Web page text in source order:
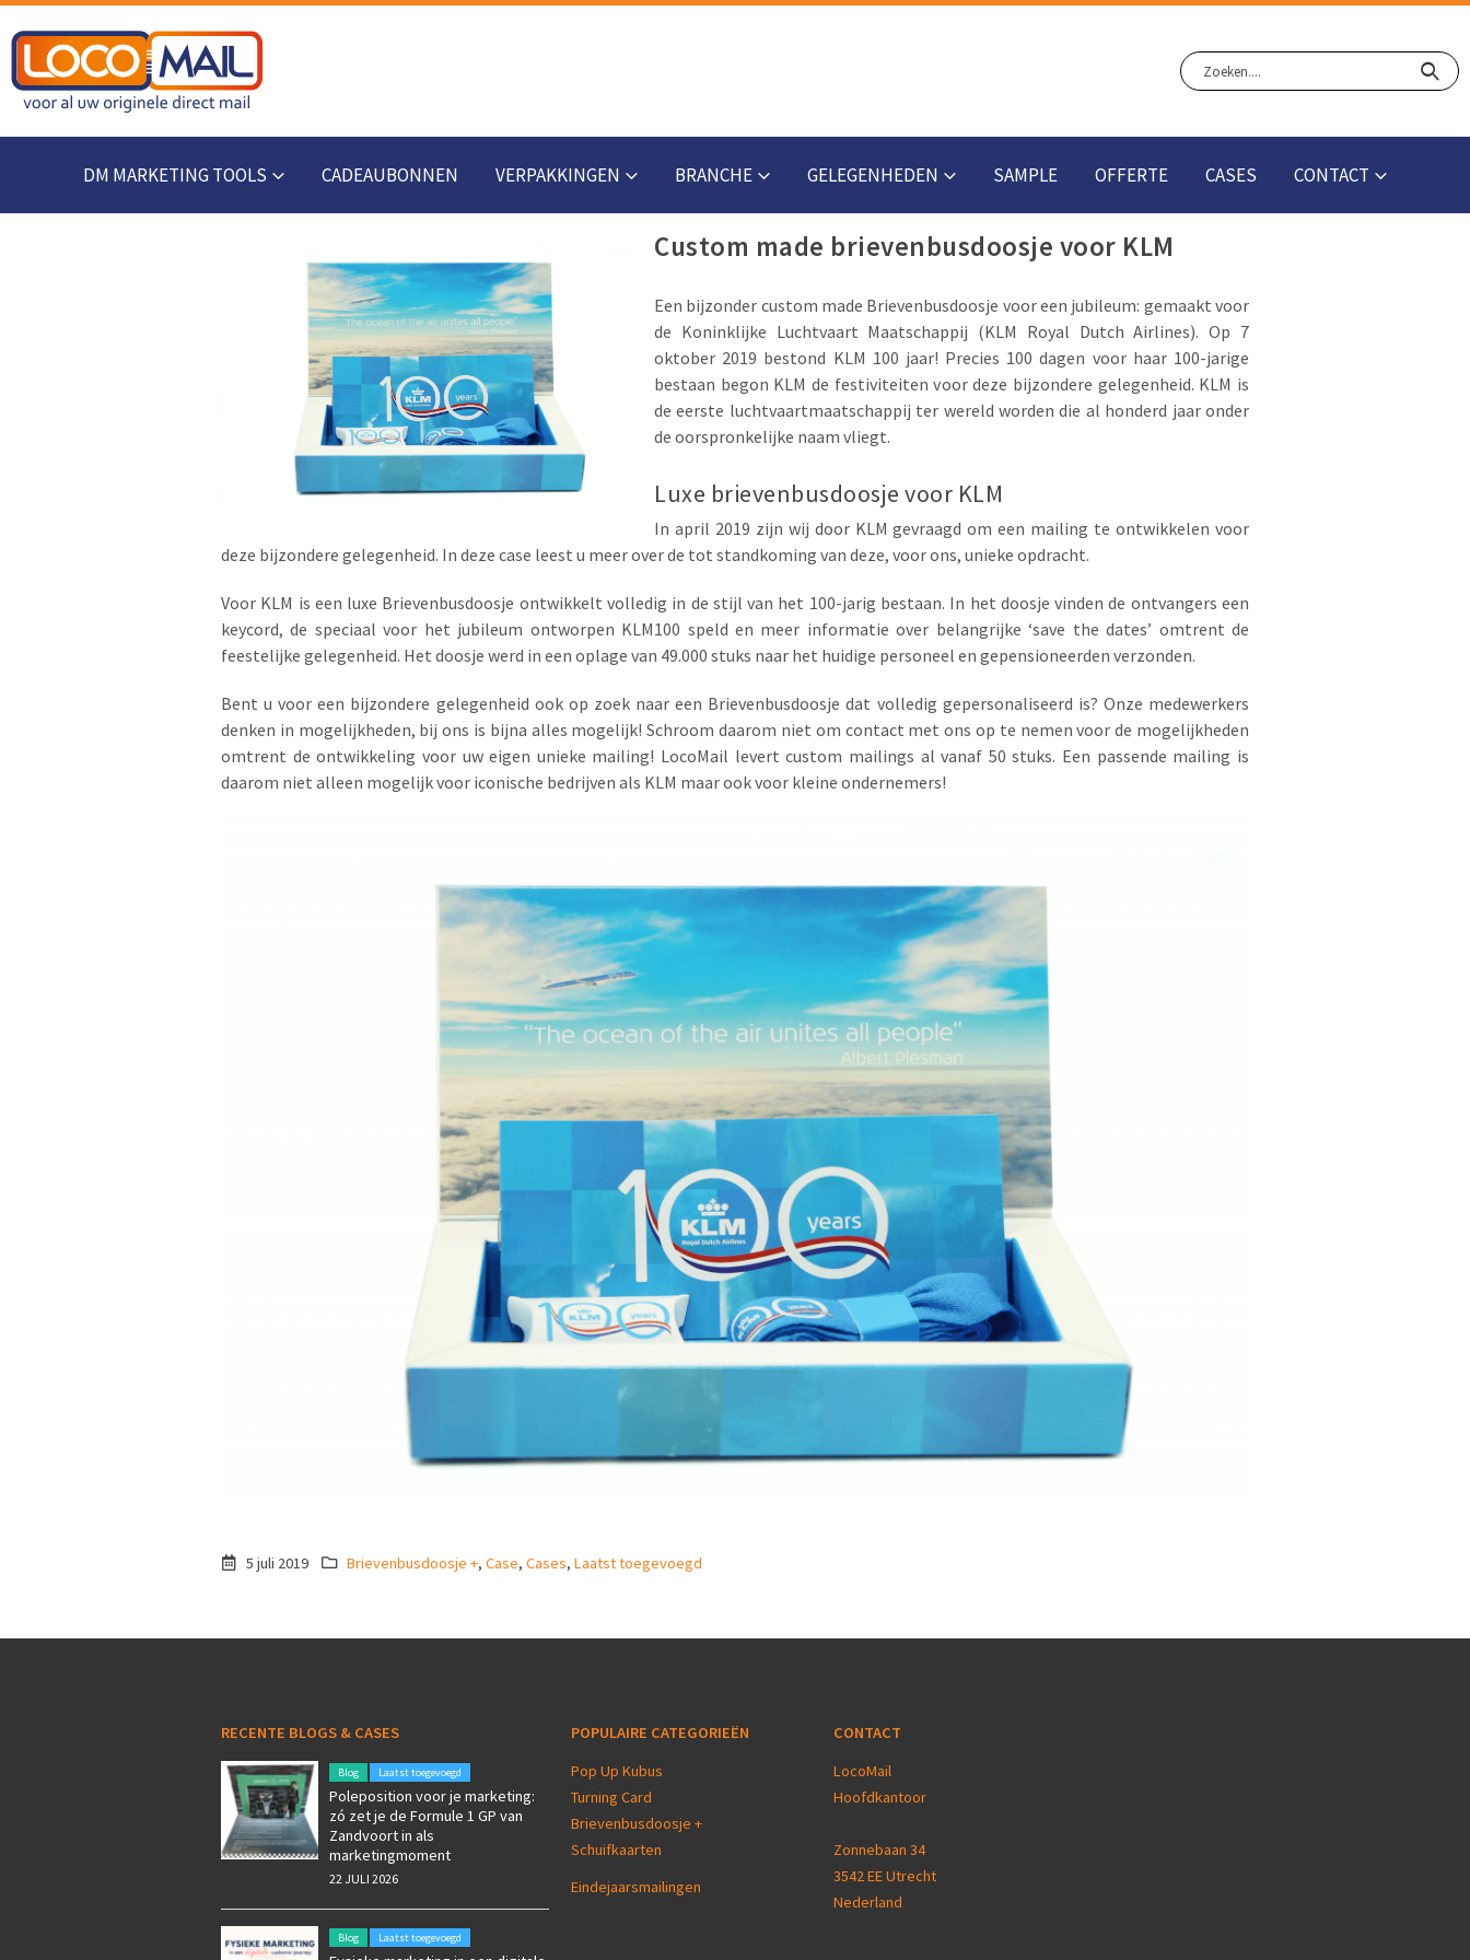
DM MARKETING TOOLS CADEAUBONNEN VERPAKKINGEN BRANCHE GELEGENHEDEN SAMPLE OFFERTE CASES CONTACT
Custom made brievenbusdoosje voor KLM
Een bijzonder custom made Brievenbusdoosje voor een jubileum: gemaakt voor
de Koninklijke Luchtvaart Maatschappij (KLM Royal Dutch Airlines). Op 7
oktober 2019 bestond KLM 100 jaar! Precies 100 dagen voor haar 100-jarige
bestaan begon KLM de festiviteiten voor deze bijzondere gelegenheid. KLM is
de eerste luchtvaartmaatschappij ter wereld worden die al honderd jaar onder
de oorspronkelijke naam vliegt.
Luxe brievenbusdoosje voor KLM
In april 2019 zijn wij door KLM gevraagd om een mailing te ontwikkelen voor
deze bijzondere gelegenheid. In deze case leest u meer over de tot standkoming van deze, voor ons, unieke opdracht.
Voor KLM is een luxe Brievenbusdoosje ontwikkelt volledig in de stijl van het 100-jarig bestaan. In het doosje vinden de ontvangers een
keycord, de speciaal voor het jubileum ontworpen KLM100 speld en meer informatie over belangrijke ‘save the dates’ omtrent de
feestelijke gelegenheid. Het doosje werd in een oplage van 49.000 stuks naar het huidige personeel en gepensioneerden verzonden.
Bent u voor een bijzondere gelegenheid ook op zoek naar een Brievenbusdoosje dat volledig gepersonaliseerd is? Onze medewerkers
denken in mogelijkheden, bij ons is bijna alles mogelijk! Schroom daarom niet om contact met ons op te nemen voor de mogelijkheden
omtrent de ontwikkeling voor uw eigen unieke mailing! LocoMail levert custom mailings al vanaf 50 stuks. Een passende mailing is
daarom niet alleen mogelijk voor iconische bedrijven als KLM maar ook voor kleine ondernemers!
5 juli 2019 Brievenbusdoosje +, Case, Cases, Laatst toegevoegd
RECENTE BLOGS & CASES
Blog Laatst toegevoegd
Poleposition voor je marketing:
zó zet je de Formule 1 GP van
Zandvoort in als
marketingmoment
22 JULI 2026
Blog Laatst toegevoegd
POPULAIRE CATEGORIEËN
Pop Up Kubus
Turning Card
Brievenbusdoosje +
Schuifkaarten
Eindejaarsmailingen
CONTACT
LocoMail
Hoofdkantoor
Zonnebaan 34
3542 EE Utrecht
Nederland